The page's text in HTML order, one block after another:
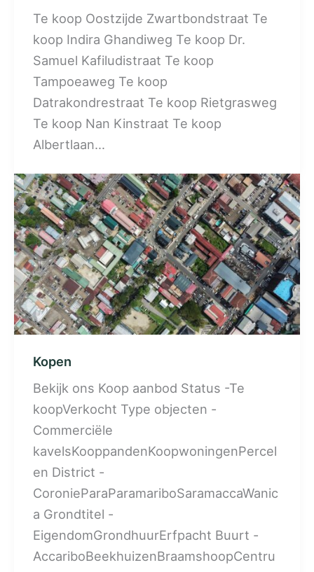
Te koop Oostzijde Zwartbondstraat Te
koop Indira Ghandiweg Te koop Dr.
Samuel Kafiludistraat Te koop
Tampoeaweg Te koop
Datrakondrestraat Te koop Rietgrasweg
Te koop Nan Kinstraat Te koop
Albertlaan…
Kopen
Bekijk ons Koop aanbod Status -Te
koopVerkocht Type objecten -
Commerciële
kavelsKooppandenKoopwoningenPercel
en District -
CoronieParaParamariboSaramaccaWanic
a Grondtitel -
EigendomGrondhuurErfpacht Buurt -
AccariboBeekhuizenBraamshoopCentru